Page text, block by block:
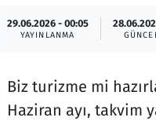
29.06.2026 - 00:05
YAYINLANMA
Biz turizme mi
Haziran ayı, takvim